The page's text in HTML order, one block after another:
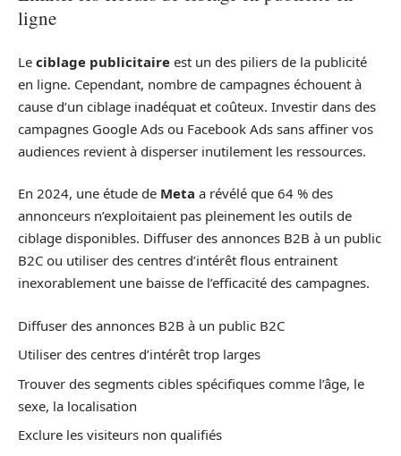
ligne
Le ciblage publicitaire est un des piliers de la publicité
en ligne. Cependant, nombre de campagnes échouent à
cause d’un ciblage inadéquat et coûteux. Investir dans des
campagnes Google Ads ou Facebook Ads sans affiner vos
audiences revient à disperser inutilement les ressources.
En 2024, une étude de Meta a révélé que 64 % des
annonceurs n’exploitaient pas pleinement les outils de
ciblage disponibles. Diffuser des annonces B2B à un public
B2C ou utiliser des centres d’intérêt flous entrainent
inexorablement une baisse de l’efficacité des campagnes.
Diffuser des annonces B2B à un public B2C
Utiliser des centres d’intérêt trop larges
Trouver des segments cibles spécifiques comme l’âge, le
sexe, la localisation
Exclure les visiteurs non qualifiés